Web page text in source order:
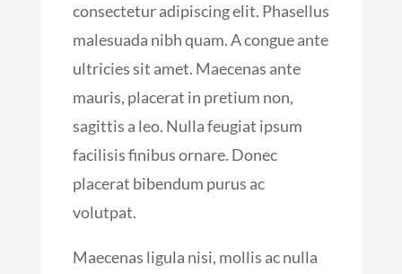
consectetur adipiscing elit. Phasellus
malesuada nibh quam. A congue ante
ultricies sit amet. Maecenas ante
mauris, placerat in pretium non,
sagittis a leo. Nulla feugiat ipsum
facilisis finibus ornare. Donec
placerat bibendum purus ac
volutpat.
Maecenas ligula nisi, mollis ac nulla